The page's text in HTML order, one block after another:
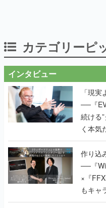
カテゴリーピ
インタビュー
「現
──『
続ける
く本気
作り込
──『
×『
もキャ
で作り